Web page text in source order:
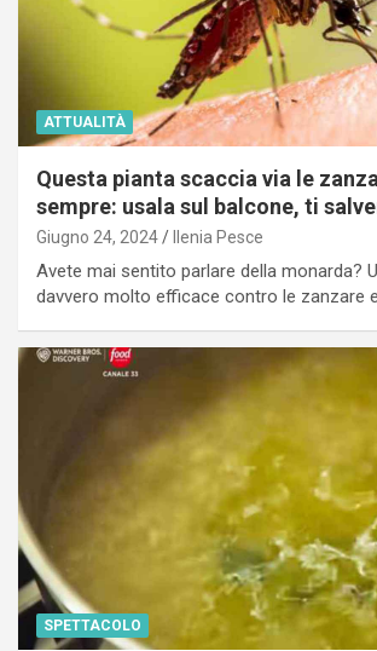
ATTUALITÀ
Questa pianta scaccia via le
sempre: usala sul balcone, ti
Giugno 24, 2024 Ilenia Pesce
Avete mai sentito parlare della monarda?
davvero molto efficace contro le zanzare
SPETTACOLO